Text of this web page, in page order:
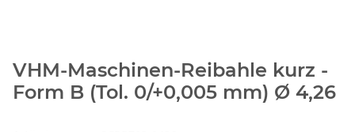
VHM-Maschinen-Reibahle kurz -
Form B (Tol. 0/+0,005 mm) Ø 4,26